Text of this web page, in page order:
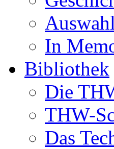
In
Bibliothek
Die
THW-
Das